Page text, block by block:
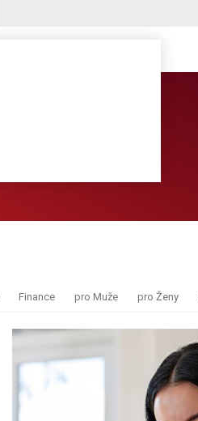
Finance pro Muže pro Ženy